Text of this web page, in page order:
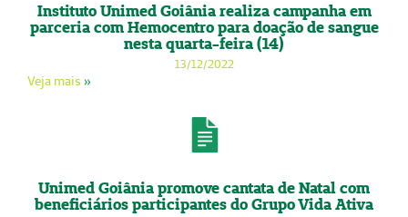
Instituto Unimed Goiânia realiza campanha em
parceria com Hemocentro para doação de sangue
nesta quarta-feira (14)
13/12/2022
Veja mais »
Unimed Goiânia promove cantata de Natal com
beneficiários participantes do Grupo Vida Ativa